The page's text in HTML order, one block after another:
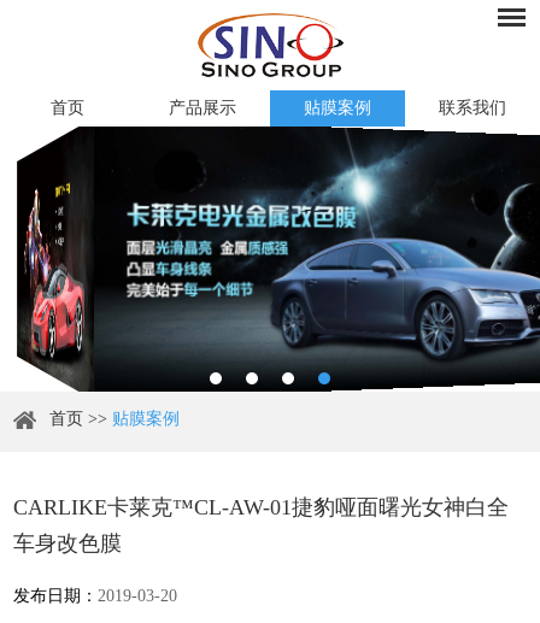
首页 产品展示 贴膜案例 联系我们
首页 >> 贴膜案例
CARLIKE卡莱克™CL-AW-01捷豹哑面曙光女神白全
车身改色膜
发布日期： 2019-03-20